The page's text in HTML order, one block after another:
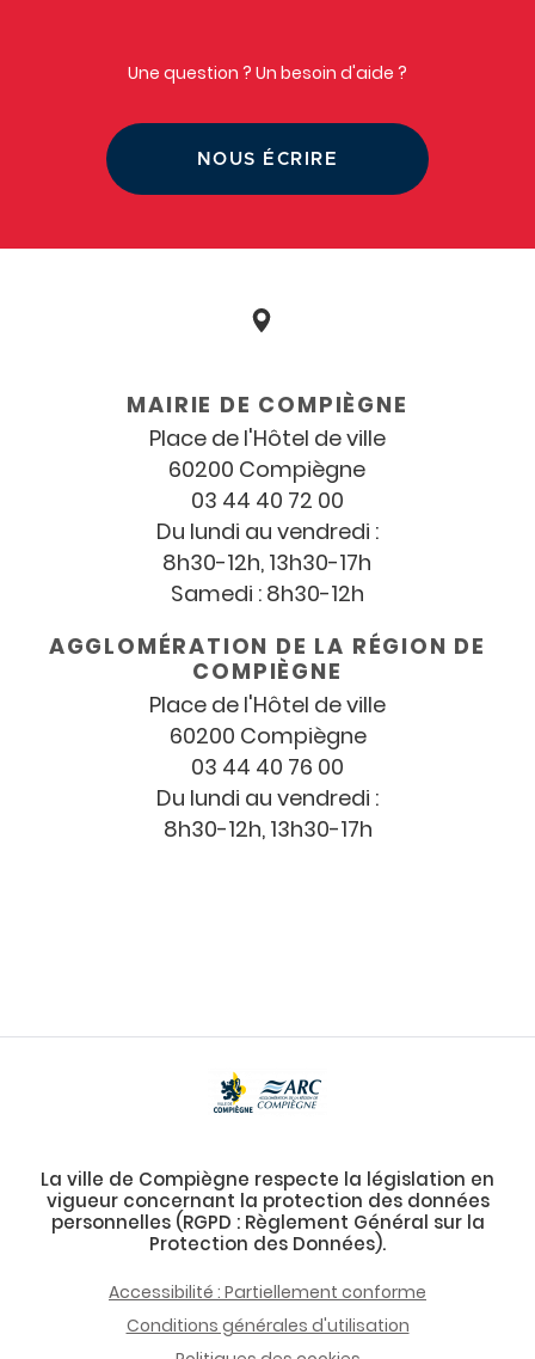
Coordonnées
horaires
MAIRIE DE COMPIÈGNE
Place de l'Hôtel de ville
60200 Compiègne
03 44 40 72 00
Du lundi au vendredi :
8h30-12h, 13h30-17h
Samedi : 8h30-12h
AGGLOMÉRATION DE LA RÉGION DE
COMPIÈGNE
Place de l'Hôtel de ville
60200 Compiègne
03 44 40 76 00
Du lundi au vendredi :
8h30-12h, 13h30-17h
Une question ? Un besoin d'aide ?
NOUS ÉCRIRE
La ville de Compiègne respecte la législation en
vigueur concernant la protection des données
personnelles (RGPD : Règlement Général sur la
Protection des Données).
Accessibilité : Partiellement conforme
Conditions générales d'utilisation